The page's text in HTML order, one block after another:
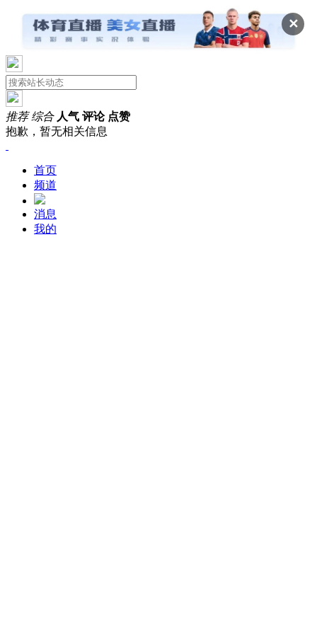
✕
推荐 综合 人气 评论 点赞
抱歉，暂无相关信息
首页
频道
消息
我的